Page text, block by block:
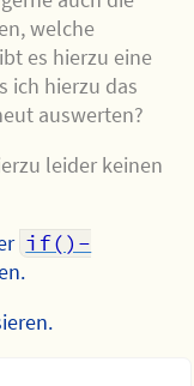
welche
es hierzu eine
ich hierzu das
auswerten?
leider keinen
if()-